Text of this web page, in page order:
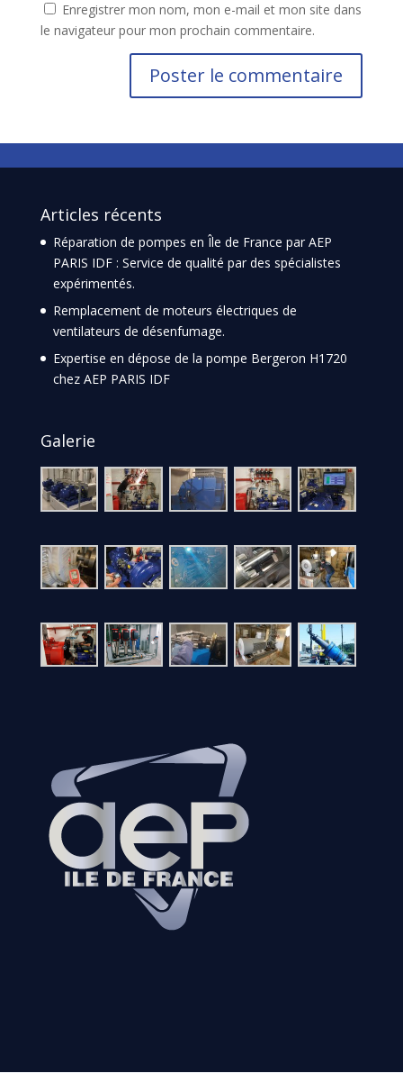
Enregistrer mon nom, mon e-mail et mon site dans
le navigateur pour mon prochain commentaire.
Articles récents
Réparation de pompes en Île de France par AEP
PARIS IDF : Service de qualité par des spécialistes
expérimentés.
Remplacement de moteurs électriques de
ventilateurs de désenfumage.
Expertise en dépose de la pompe Bergeron H1720
chez AEP PARIS IDF
Galerie